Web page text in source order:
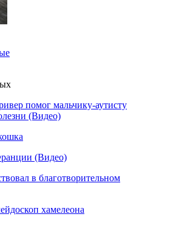
помог мальчику-аутисту
(Видео)
(Видео)
в благотворительном
хамелеона